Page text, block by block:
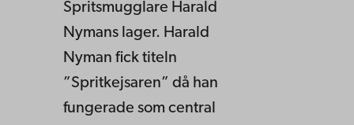
Spritsmugglare Harald
Nymans lager. Harald
Nyman fick titeln
”Spritkejsaren” då han
fungerade som central